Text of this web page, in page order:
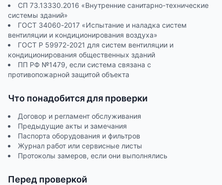
СП 73.13330.2016 «Внутренние санитарно-технические
системы зданий»
ГОСТ 34060-2017 «Испытание и наладка систем
вентиляции и кондиционирования воздуха»
ГОСТ Р 59972-2021 для систем вентиляции и
кондиционирования общественных зданий
ПП РФ №1479, если система связана с
противопожарной защитой объекта
Что понадобится для проверки
Договор и регламент обслуживания
Предыдущие акты и замечания
Паспорта оборудования и фильтров
Журнал работ или сервисные листы
Протоколы замеров, если они выполнялись
Перед проверкой